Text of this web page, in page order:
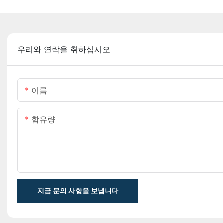
우리와 연락을 취하십시오
이름
함유량
지금 문의 사항을 보냅니다